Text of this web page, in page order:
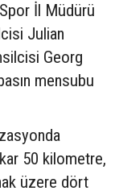
İl Müdürü
Julian
Georg
mensubu
50 kilometre,
üzere dört